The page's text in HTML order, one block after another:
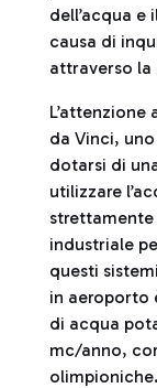
dell’acqua e
causa di
attraverso la
L’attenzione
da Vinci,
dotarsi di
utilizzare
strettamente
industriale
questi
in aeroporto
di acqua
mc/anno,